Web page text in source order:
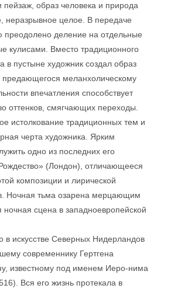
пейзаж, образ человека и природа
неразрывное целое. В передаче
преодолено деление на отдельные
кулисами. Вместо традиционного
в пустыне художник создал образ
предающегося меланхолическому
впечатления способствует
оттенков, смягчающих переходы.
истолкование традиционных тем и
черта художника. Ярким
одно из последних его
(Лондон), отличающееся
композиции и лирической
Ночная тьма озарена мерцающим
сцена в западноевропейской
в искусстве Северных Нидерландов
современнику Гертгена
известному под именем Иеро-нима
Вся его жизнь протекала в